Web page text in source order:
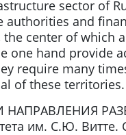
sector of
and
center of which
one hand provide
require many
of these territories.
НАПРАВЛЕНИЯ
им. С.Ю. Витте.